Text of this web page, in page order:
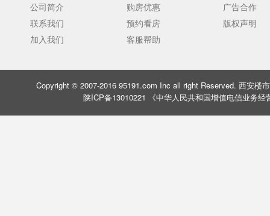
公司简介
联系我们
加入我们
购房优惠
预约看房
客服帮助
广告合作
版权声明
Copyright © 2007-2016 95191.com Inc all right Reserved. 西安楼
陕ICP备13010221 《中华人民共和国增值电信业务经